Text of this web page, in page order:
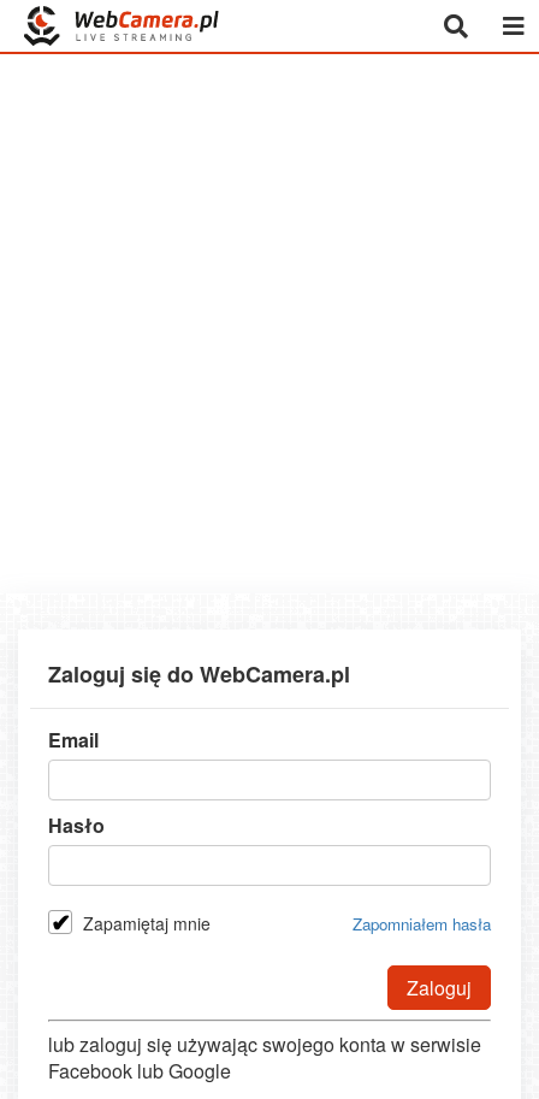
Zaloguj się do WebCamera.pl
Email
Hasło
Zapamiętaj mnie Zapomniałem hasła
Zaloguj
lub zaloguj się używając swojego konta w serwisie
Facebook lub Google